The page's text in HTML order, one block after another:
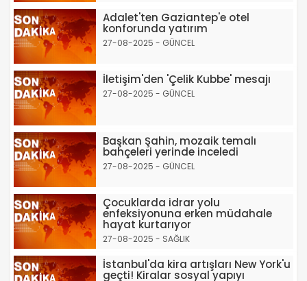
Adalet'ten Gaziantep'e otel
konforunda yatırım
27-08-2025 - GÜNCEL
İletişim'den 'Çelik Kubbe' mesajı
27-08-2025 - GÜNCEL
Başkan Şahin, mozaik temalı
bahçeleri yerinde inceledi
27-08-2025 - GÜNCEL
Çocuklarda idrar yolu
enfeksiyonuna erken müdahale
hayat kurtarıyor
27-08-2025 - SAĞLIK
İstanbul'da kira artışları New York'u
geçti! Kiralar sosyal yapıyı